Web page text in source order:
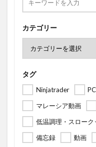
カテゴリー
タグ
Ninjatrader PC
マレーシア動画
低温調理・スローク
備忘録
動画